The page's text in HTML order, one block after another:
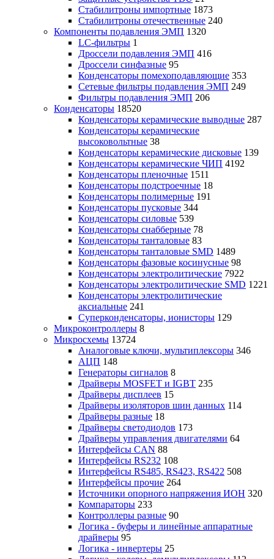
Стабилитроны импортные 1873
Стабилитроны отечественные 240
Компоненты подавления ЭМП 1320
LC-фильтры 1
Дроссели подавления ЭМП 416
Дроссели синфазные 95
Конденсаторы помехоподавляющие 353
Сетевые фильтры подавления ЭМП 249
Фильтры подавления ЭМП 206
Конденсаторы 18520
Конденсаторы керамические выводные 287
Конденсаторы керамические
высоковольтные 38
Конденсаторы керамические дисковые 139
Конденсаторы керамические ЧИП 4192
Конденсаторы пленочные 1511
Конденсаторы подстроечные 18
Конденсаторы полимерные 191
Конденсаторы пусковые 344
Конденсаторы силовые 539
Конденсаторы снабберные 78
Конденсаторы танталовые 83
Конденсаторы танталовые SMD 1489
Конденсаторы фазовые косинусные 98
Конденсаторы электролитические 7922
Конденсаторы электролитические SMD 1221
Конденсаторы электролитические
аксиальные 241
Суперконденсаторы, ионисторы 129
Микроконтроллеры 8
Микросхемы 13724
Аналоговые ключи, мультиплексоры 346
АЦП 148
Генераторы сигналов 8
Драйверы MOSFET и IGBT 235
Драйверы дисплеев 15
Драйверы изоляторов шин данных 114
Драйверы разные 18
Драйверы светодиодов 173
Драйверы управления двигателями 64
Интерфейсы CAN 88
Интерфейсы RS232 108
Интерфейсы RS485, RS423, RS422 508
Интерфейсы прочие 264
Источники опорного напряжения ИОН 320
Компараторы 233
Контроллеры разные 90
Логика - буферы и линейные аппаратные
драйверы 95
Логика - инвертеры 25